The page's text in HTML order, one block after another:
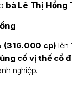
bà Lê Thị Hồng
(316.000 cp) lên
cố vị thế cổ
nghiệp.